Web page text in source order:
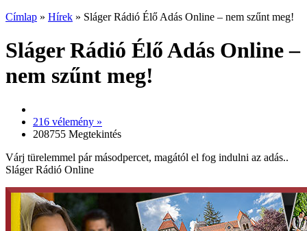
Címlap » Hírek » Sláger Rádió Élő Adás Online – nem szűnt meg!
Sláger Rádió Élő Adás Online –
nem szűnt meg!
216 vélemény »
208755 Megtekintés
Várj türelemmel pár másodpercet, magától el fog indulni az adás..
Sláger Rádió Online